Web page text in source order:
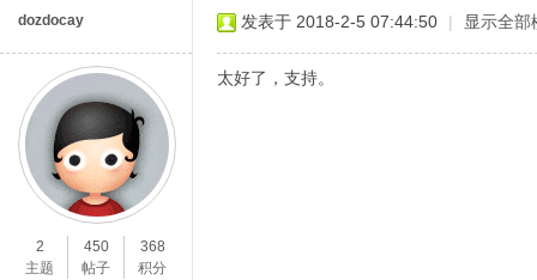
dozdocay
2
主题
450
帖子
368
积分
发表于 2018-2-5 07:44:50 | 显示全部
太好了，支持。